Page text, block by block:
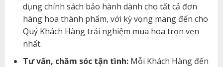
dụng chính sách bảo hành dành cho tất cả đơn
hàng hoa thành phẩm, với kỳ vọng mang đến cho
Quý Khách Hàng trải nghiệm mua hoa trọn vẹn
nhất.
Tư vấn, chăm sóc tận tình:Mỗi Khách Hàng đến